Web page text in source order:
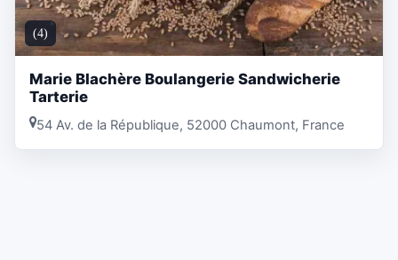
(4)
Marie Blachère Boulangerie Sandwicherie
Tarterie
54 Av. de la République, 52000 Chaumont, France